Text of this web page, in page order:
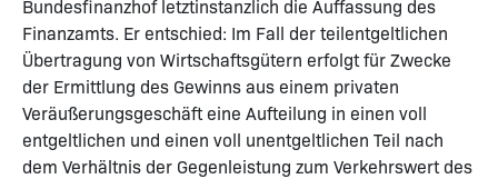
Bundesfinanzhof letztinstanzlich die Auffassung des
Finanzamts. Er entschied: Im Fall der teilentgeltlichen
Übertragung von Wirtschaftsgütern erfolgt für Zwecke
der Ermittlung des Gewinns aus einem privaten
Veräußerungsgeschäft eine Aufteilung in einen voll
entgeltlichen und einen voll unentgeltlichen Teil nach
dem Verhältnis der Gegenleistung zum Verkehrswert des